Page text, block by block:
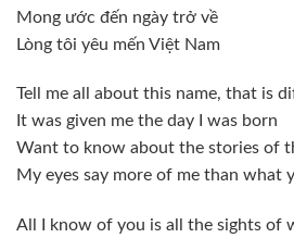
Mong ước đến ngày trở về
Lòng tôi yêu mến Việt Nam
Tell me all about this name, that is
It was given me the day I was born
Want to know about the stories of
My eyes say more of me than what
All I know of you is all the sights of